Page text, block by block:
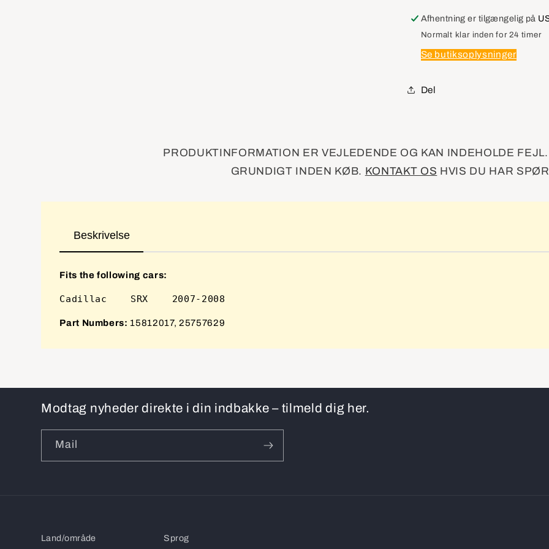
Antenna
Antenna
Afhentning er tilgængelig på
Normalt klar inden for 24 timer
Se butiksoplysninger
Del
PRODUKTINFORMATION ER VEJLEDENDE OG KAN INDEHOLDE
GRUNDIGT INDEN KØB. KONTAKT OS HVIS DU HAR
Beskrivelse
Fits the following cars:
Part Numbers: 15812017, 25757629
Modtag nyheder direkte i din indbakke – tilmeld dig her.
Mail
Land/område Sprog